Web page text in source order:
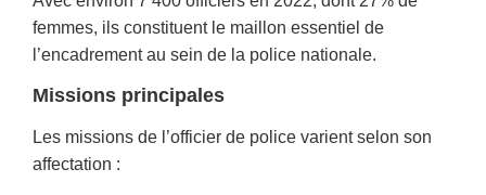
femmes, ils constituent le maillon essentiel de
l’encadrement au sein de la police nationale.
Missions principales
Les missions de l’officier de police varient selon son
affectation :